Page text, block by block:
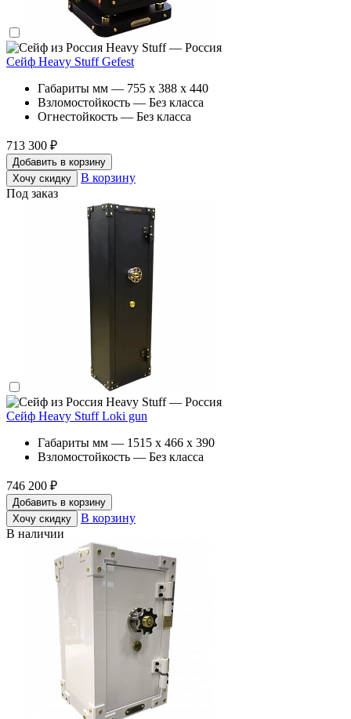
Heavy Stuff — Россия
Сейф Heavy Stuff Gefest
Габариты мм — 755 x 388 x 440
Взломостойкость — Без класса
Огнестойкость — Без класса
713 300 ₽
Добавить в корзину
Хочу скидку
В корзину
Под заказ
Heavy Stuff — Россия
Сейф Heavy Stuff Loki gun
Габариты мм — 1515 x 466 x 390
Взломостойкость — Без класса
746 200 ₽
Добавить в корзину
Хочу скидку
В корзину
В наличии